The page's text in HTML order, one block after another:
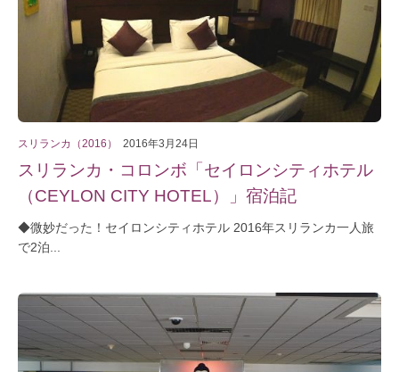
スリランカ（2016） 2016年3月24日
スリランカ・コロンボ「セイロンシティホテル
（CEYLON CITY HOTEL）」宿泊記
◆微妙だった！セイロンシティホテル 2016年スリランカ一人旅
で2泊...